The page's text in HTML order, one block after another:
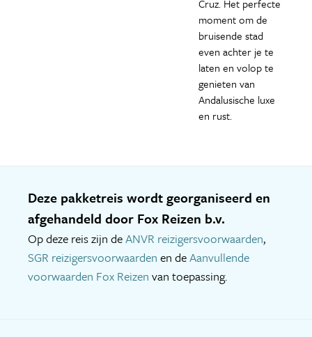
Cruz. Het perfecte
moment om de
bruisende stad
even achter je te
laten en volop te
genieten van
Andalusische luxe
en rust.
Deze pakketreis wordt georganiseerd en
afgehandeld door Fox Reizen b.v.
Op deze reis zijn deANVR reizigersvoorwaarden,
SGR reizigersvoorwaarden en deAanvullende
voorwaarden Fox Reizen van toepassing.